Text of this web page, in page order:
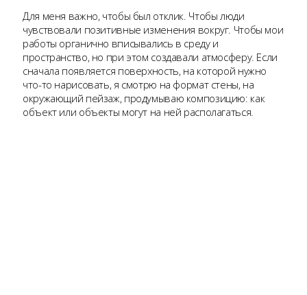
Для меня важно, чтобы был отклик. Чтобы люди
чувствовали позитивные изменения вокруг. Чтобы мои
работы органично вписывались в среду и
пространство, но при этом создавали атмосферу. Если
сначала появляется поверхность, на которой нужно
что-то нарисовать, я смотрю на формат стены, на
окружающий пейзаж, продумываю композицию: как
объект или объекты могут на ней располагаться.